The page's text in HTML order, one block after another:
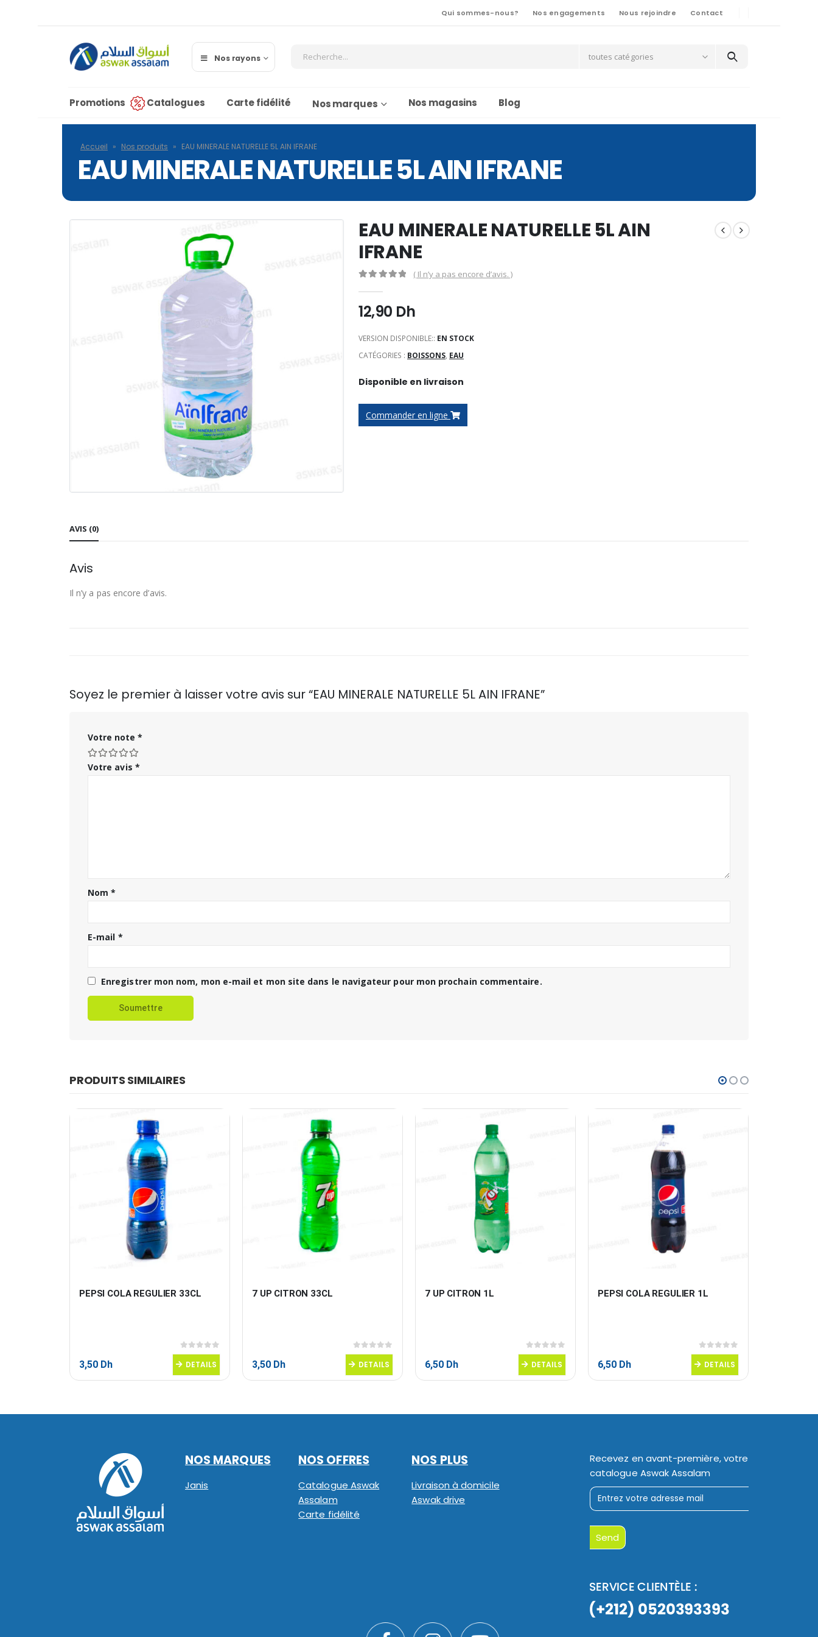
Qui sommes-nous? Nos engagements Nous rejoindre Contact
Nos rayons toutes catégories
Promotions Catalogues Carte fidélité Nos marques Nos magasins Blog
Accueil » Nos produits » EAU MINERALE NATURELLE 5L AIN IFRANE
EAU MINERALE NATURELLE 5L AIN IFRANE
EAU MINERALE NATURELLE 5L AIN
IFRANE
( Il n’y a pas encore d’avis. )
12,90 Dh
VERSION DISPONIBLE:: EN STOCK
CATÉGORIES : BOISSONS, EAU
Disponible en livraison
Commander en ligne
AVIS (0)
Avis
Il n’y a pas encore d’avis.
Soyez le premier à laisser votre avis sur “EAU MINERALE NATURELLE 5L AIN IFRANE”
Votre note *
Votre avis *
Nom*
E-mail *
Enregistrer mon nom, mon e-mail et mon site dans le navigateur pour mon prochain commentaire.
PRODUITS SIMILAIRES
PEPSI COLA REGULIER 33CL
0sur 5
3,50 Dh DETAILS
7 UP CITRON 33CL
0sur 5
3,50 Dh DETAILS
7 UP CITRON 1L
0sur 5
6,50 Dh DETAILS
PEPSI COLA REGULIER 1L
0sur 5
6,50 Dh DETAILS
NOS MARQUES
Janis
NOS OFFRES
Catalogue Aswak
Assalam
Carte fidélité
NOS PLUS
Livraison à domicile
Aswak drive
Recevez en avant-première, votre
catalogue Aswak Assalam